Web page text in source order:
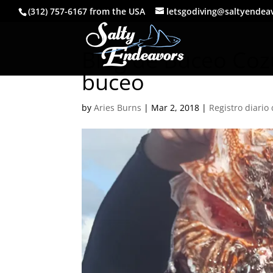
(312) 757-6167 from the USA
Blog de Buceo
buceo
byAries Burns | Mar 2, 2018 | Registro diario